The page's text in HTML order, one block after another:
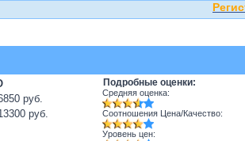
руб.
руб.
Подробные оценки:
Средняя оценка:
Соотношения Цена/Качество:
Уровень цен: